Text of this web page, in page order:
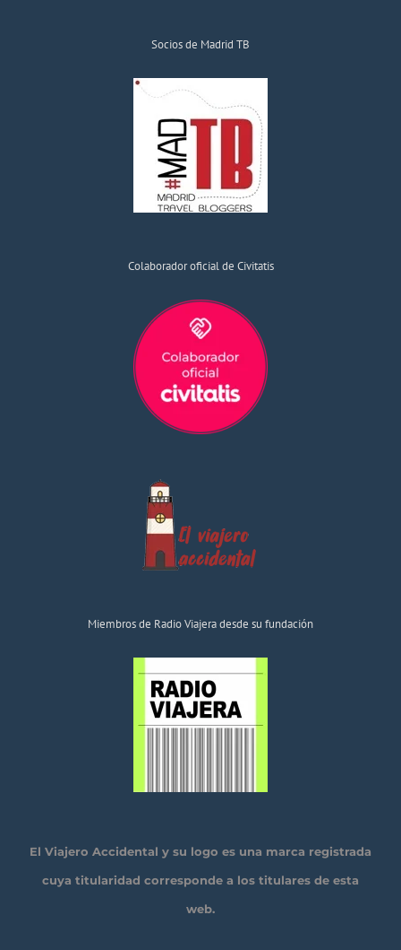
Socios de Madrid TB
Colaborador oficial de Civitatis
Miembros de Radio Viajera desde su fundación
El Viajero Accidental y su logo es una marca registrada
cuya titularidad corresponde a los titulares de esta
web.